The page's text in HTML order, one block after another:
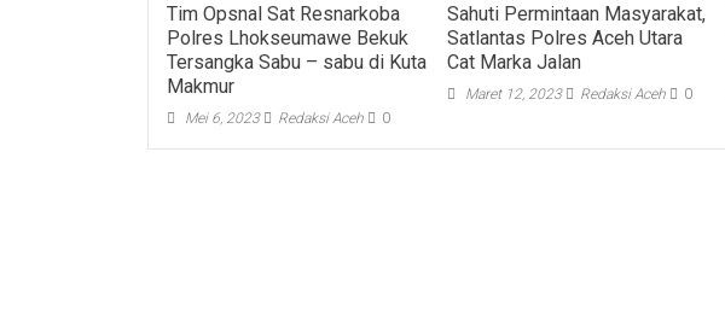
Tim Opsnal Sat Resnarkoba
Polres Lhokseumawe Bekuk
Tersangka Sabu – sabu di Kuta
Makmur
Mei 6, 2023 Redaksi Aceh 0
Sahuti Permintaan Masyarakat,
Satlantas Polres Aceh Utara
Cat Marka Jalan
Maret 12, 2023 Redaksi Aceh 0